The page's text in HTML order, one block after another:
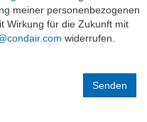
meiner personenbezogenen
Wirkung für die Zukunft mit
widerrufen.